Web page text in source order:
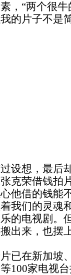
，“两个很
的片子不是
设想，最后
克荣借钱拍
他借的钱能
我们的灵魂
的电视剧。
出来，也摆
在新加坡
100家电视